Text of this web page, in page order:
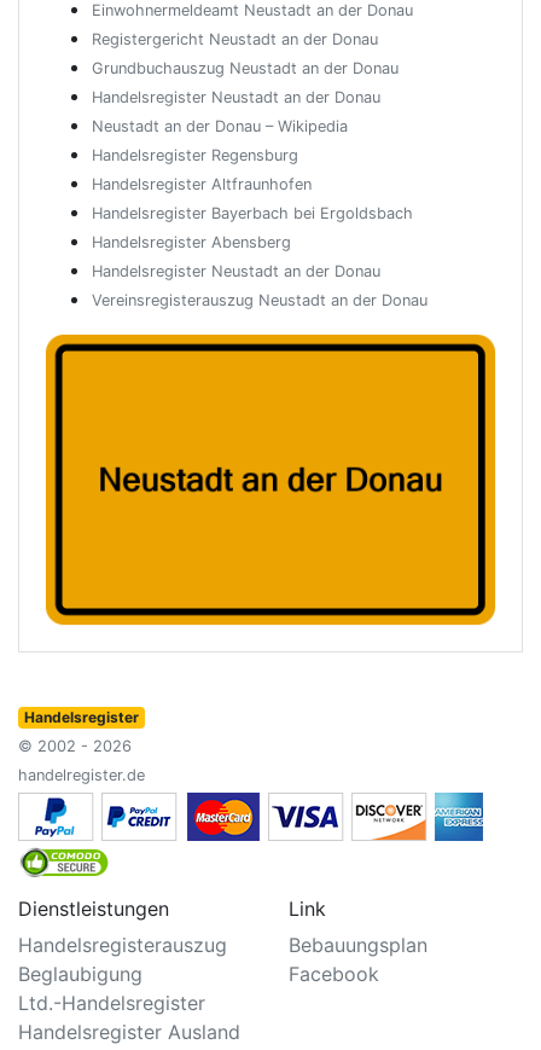
Einwohnermeldeamt Neustadt an der Donau
Registergericht Neustadt an der Donau
Grundbuchauszug Neustadt an der Donau
Handelsregister Neustadt an der Donau
Neustadt an der Donau – Wikipedia
Handelsregister Regensburg
Handelsregister Altfraunhofen
Handelsregister Bayerbach bei Ergoldsbach
Handelsregister Abensberg
Handelsregister Neustadt an der Donau
Vereinsregisterauszug Neustadt an der Donau
Handelsregister
© 2002 - 2026
handelregister.de
Dienstleistungen
Handelsregisterauszug
Beglaubigung
Ltd.-Handelsregister
Handelsregister Ausland
Link
Bebauungsplan
Facebook